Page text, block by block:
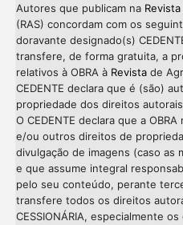
Autores que publicam na Revista
(RAS) concordam com os
doravante designado(s)
transfere, de forma gratuita, a
relativos à OBRA à Revistade
CEDENTE declara que é (são)
propriedade dos direitos
O CEDENTE declara que a
e/ou outros direitos de
divulgação de imagens (caso as
e que assume integral
pelo seu conteúdo, perante
transfere todos os direitos
CESSIONÁRIA, especialmente